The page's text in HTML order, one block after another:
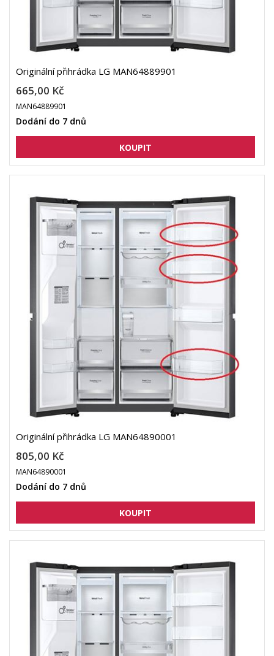
Originální přihrádka LG MAN64889901
665,00 Kč
MAN64889901
Dodání do 7 dnů
Originální přihrádka LG MAN64890001
805,00 Kč
MAN64890001
Dodání do 7 dnů